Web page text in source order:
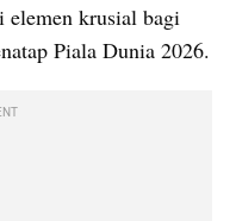
elemen krusial bagi